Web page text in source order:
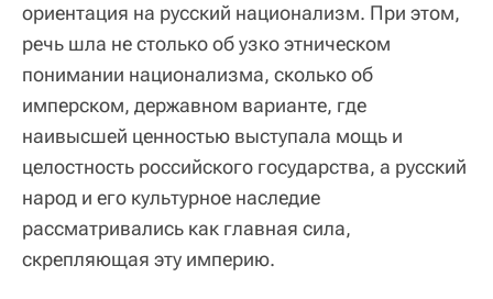
ориентация на русский национализм. При этом,
речь шла не столько об узко этническом
понимании национализма, сколько об
имперском, державном варианте, где
наивысшей ценностью выступала мощь и
целостность российского государства, а русский
народ и его культурное наследие
рассматривались как главная сила,
скрепляющая эту империю.